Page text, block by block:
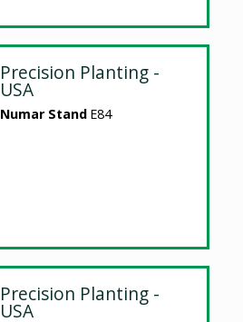
Precision Planting -
USA
Numar Stand E84
Precision Planting -
USA